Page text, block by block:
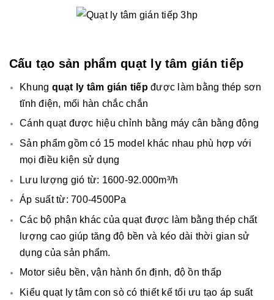
Cấu tạo sản phẩm quạt ly tâm gián tiếp
Khung quạt ly tâm gián tiếpđược làm bằng thép sơn
tĩnh điện, mối hàn chắc chắn
Cánh quạt được hiệu chỉnh bằng máy cân bằng động
Sản phẩm gồm có 15 model khác nhau phù hợp với
mọi điều kiện sử dụng
Lưu lượng gió từ: 1600-92.000m³/h
Áp suất từ: 700-4500Pa
Các bộ phận khác của quạt được làm bằng thép chất
lượng cao giúp tăng độ bền và kéo dài thời gian sử
dụng của sản phẩm.
Motor siêu bền, vận hành ổn định, độ ồn thấp
Kiểu quạt ly tâm con sò có thiết kế tối ưu tạo áp suất